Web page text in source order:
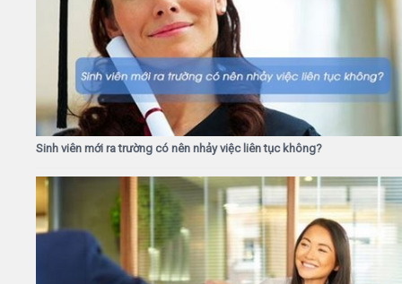
Sinh viên mới ra trường có nên nhảy việc liên tục không?